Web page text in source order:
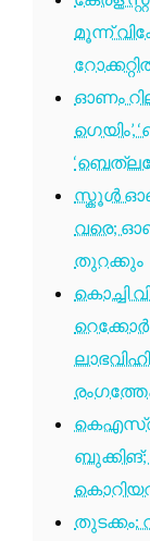
മൂന്ന്
ഓണം
ഗെയിം’,
സ്കൂൾ
വരെ;
തുറക്കും
കൊച്ചി
ബുക്കിങ്;
തുടക്കം: